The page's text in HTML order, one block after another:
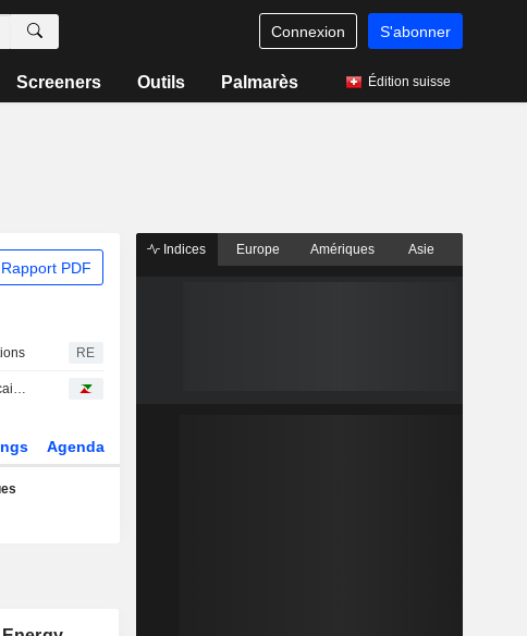
Connexion S'abonner
Screeners Outils Palmarès Édition suisse
Rapport PDF
RE
Bourse : Eutelsat souffre, la tech américaine s'offre un baroud d'honneur nocturne
Agenda
Indices Europe Amériques Asie